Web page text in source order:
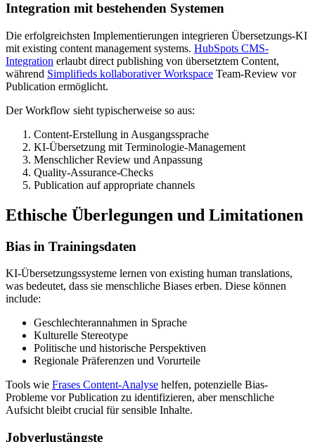
Integration mit bestehenden Systemen
Die erfolgreichsten Implementierungen integrieren Übersetzungs-KI
mit existing content management systems. HubSpots CMS-
Integration erlaubt direct publishing von übersetztem Content,
während Simplifieds kollaborativer Workspace Team-Review vor
Publication ermöglicht.
Der Workflow sieht typischerweise so aus:
Content-Erstellung in Ausgangssprache
KI-Übersetzung mit Terminologie-Management
Menschlicher Review und Anpassung
Quality-Assurance-Checks
Publication auf appropriate channels
Ethische Überlegungen und Limitationen
Bias in Trainingsdaten
KI-Übersetzungssysteme lernen von existing human translations,
was bedeutet, dass sie menschliche Biases erben. Diese können
include:
Geschlechterannahmen in Sprache
Kulturelle Stereotype
Politische und historische Perspektiven
Regionale Präferenzen und Vorurteile
Tools wie Frases Content-Analyse helfen, potenzielle Bias-
Probleme vor Publication zu identifizieren, aber menschliche
Aufsicht bleibt crucial für sensible Inhalte.
Jobverlustängste